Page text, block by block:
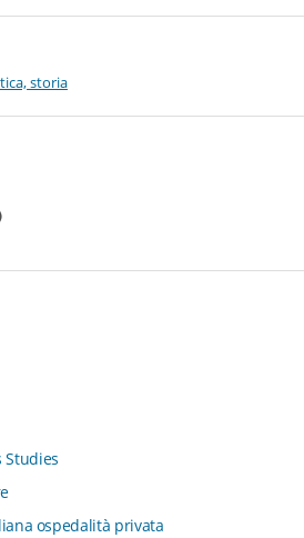
storia
Studies
ospedalità privata